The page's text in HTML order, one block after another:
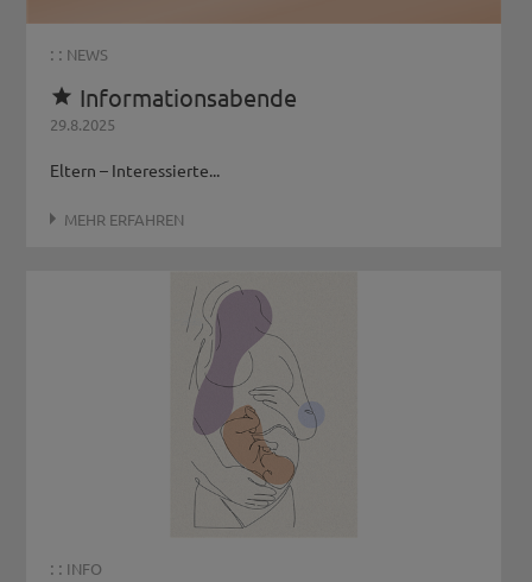
: : NEWS
 Informationsabende
29.8.2025
Eltern – Interessierte...
MEHR ERFAHREN
: : INFO